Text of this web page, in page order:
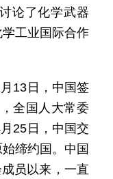
论了化学武器
工业国际合作
13日，中国签
全国人大常委
25日，中国交
缔约国。中国
员以来，一直